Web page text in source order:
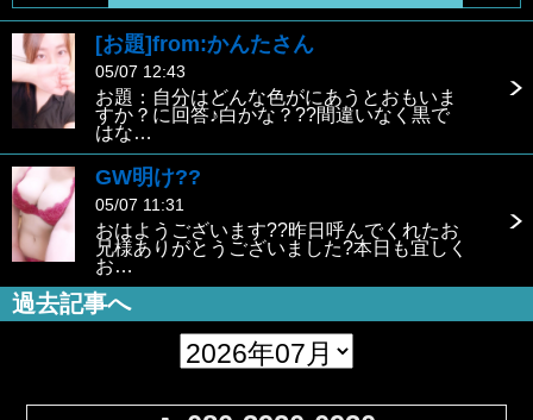
[お題]from:かんたさん
05/07 12:43
お題：自分はどんな色がにあうとおもいま
すか？に回答♪白かな？??間違いなく黒で
はな…
GW明け??
05/07 11:31
おはようございます??昨日呼んでくれたお
兄様ありがとうございました?本日も宜しく
お…
過去記事へ